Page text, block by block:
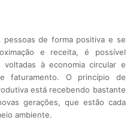
pessoas de forma positiva e se
e receita, é possível
voltadas à economia circular e
faturamento. O princípio de
está recebendo bastante
gerações, que estão cada
ambiente.